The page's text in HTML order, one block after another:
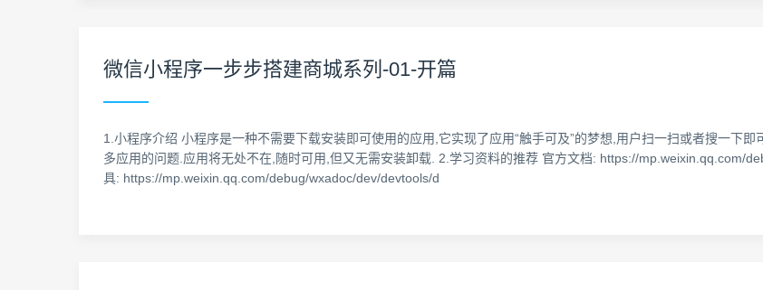
微信小程序一步步搭建商城系列-01-开篇
1.小程序介绍 小程序是一种不需要下载安装即可使用的应用,它实现了应用“触手可及”的梦想,用户扫一扫或者搜一下
多应用的问题.应用将无处不在,随时可用,但又无需安装卸载. 2.学习资料的推荐 官方文档: https://mp.weixin.qq.com/
具: https://mp.weixin.qq.com/debug/wxadoc/dev/devtools/d